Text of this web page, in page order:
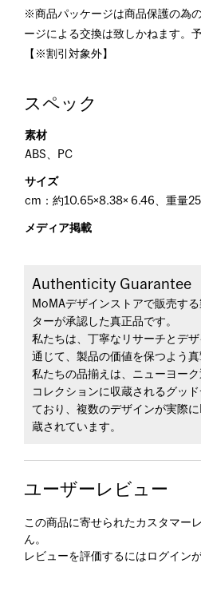
※商品パッケージは商品保護の為
ージによる交換は致しかねます。
【※割引対象外】
スペック
素材
ABS、PC
サイズ
cm：約10.65×8.38× 6.46、重量
メディア掲載
Authenticity Guarantee
MoMAデザインストアで販売す
ターが承認した真正品です。
私たちは、丁寧なリサーチとデ
通じて、製品の価値を保つよう真
私たちの品揃えは、ニューヨー
コレクションに収蔵されるグッ
ており、複数のデザインが実際
蔵されています。
ユーザーレビュー
この商品に寄せられたカスタマー
ん。
レビューを評価するには ログイン